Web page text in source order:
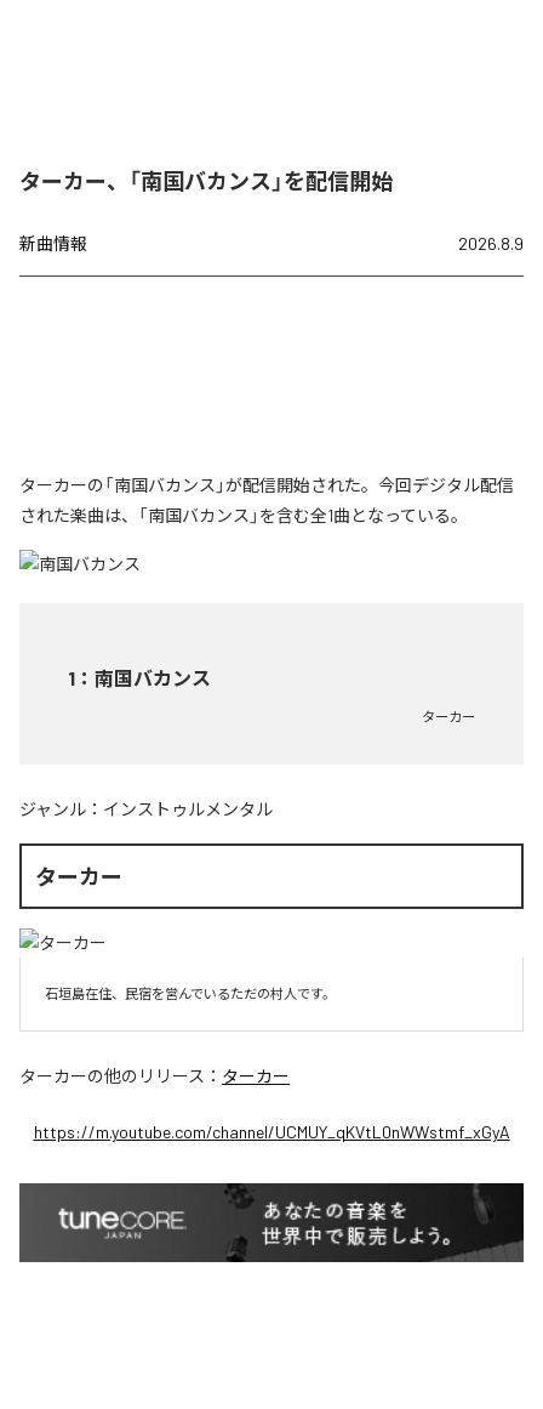
ターカー、「南国バカンス」を配信開始
新曲情報 2026.8.9
ターカーの「南国バカンス」が配信開始された。今回デジタル配信
された楽曲は、「南国バカンス」を含む全1曲となっている。
1 ： 南国バカンス
ターカー
ジャンル： インストゥルメンタル
ターカー
石垣島在住、民宿を営んでいるただの村人です。
ターカーの他のリリース： ターカー
https://m.youtube.com/channel/UCMUY_qKVtL0nWWstmf_xGyA